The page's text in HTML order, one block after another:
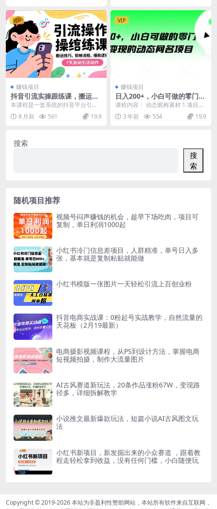
VIP
赚钱项目
抖音引流实操跟练课，搬运技
巧、剪映流程、爆款逻辑，7
本课程是一套系统的抖音平台引流
实战入门教程，旨在手把手教会学
员从零开始通过抖音获...
8 月前 561 19.9
VIP
赚钱项目
日入200+，小白可做的零门槛
无脑变现的动态网名项目
课程内容： 动态昵称素材 1.项目原
理.mp4 2.操作过程.mp4 3.变现方...
3 年前 554 19.9
搜索
搜
索
随机项目推荐
视频号闷声赚钱的机会，趁早下场吃肉，项目可
复制，单日利润1000起
小红书冷门信息差项目，人群精准，单号日入多
张，基本就是复制粘贴就能做
小红书模版一张图片一天轻松引流上百创业粉
抖音电商实战课：0粉起号实战教学，自然流量的
天花板（2月19最新）
电商摄影视频课程，从PS到设计方法，掌握电商
短视频拍摄，制作大流量图片
AI古风赛道新玩法，20条作品涨粉67W，变现路
径多，详细拆解教学
小说推文最新爆款玩法，短篇小说AI古风图文玩
法
小红书新项目，新发掘出来的小众赛道 ，跟着教
程走轻松拿到收益，没有任何门槛，小白随便玩
Copyright © 2019-2026本站为非盈利性赞助网站，本站所有软件来自互联网，